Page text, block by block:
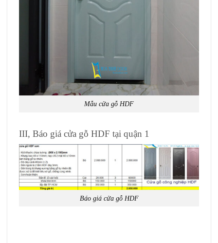
Mẫu cửa gỗ HDF
III, Báo giá cửa gỗ HDF tại quận 1
Báo giá cửa gỗ HDF